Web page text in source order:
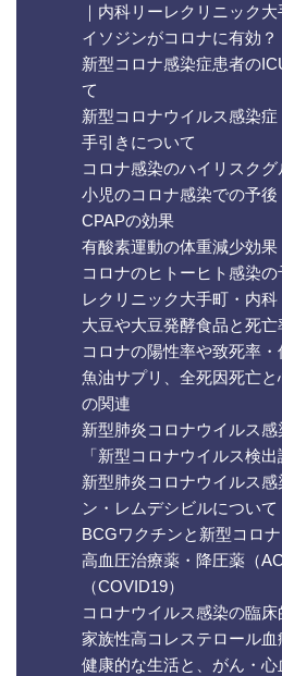
｜内科リーレクリニック
イソジンがコロナに有効？
新型コロナ感染症患者の
て
新型コロナウイルス感染
手引きについて
コロナ感染のハイリスク
小児のコロナ感染での予後
CPAPの効果
有酸素運動の体重減少効果
コロナのヒトーヒト感染
レクリニック大手町・内科
大豆や大豆発酵食品と死
コロナの陽性率や致死率
魚油サプリ、全死因死亡
の関連
新型肺炎コロナウイルス
「新型コロナウイルス検出
新型肺炎コロナウイルス
ン・レムデシビルについて
BCGワクチンと新型コロ
高血圧治療薬・降圧薬（
（COVID19）
コロナウイルス感染の臨床
家族性高コレステロール
健康的な生活と、がん・